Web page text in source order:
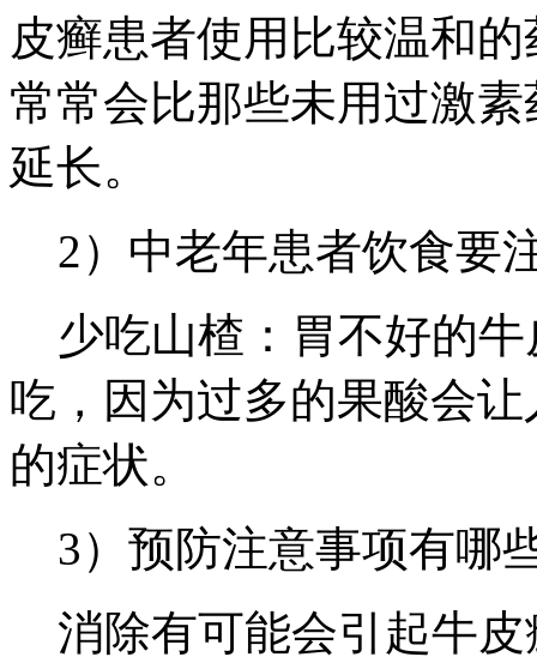
皮癣患者使用比较温和
常常会比那些未用过激
延长。
2）中老年患者饮食要
少吃山楂：胃不好的牛
吃，因为过多的果酸会
的症状。
3）预防注意事项有哪
消除有可能会引起牛皮